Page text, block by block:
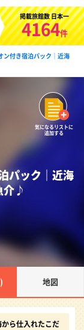
掲載旅館数 日本一
4164件
ン付き宿泊パック｜近海
パック｜近海
介♪
気になるリストに
追加する
地図
ら仕入れたこだ